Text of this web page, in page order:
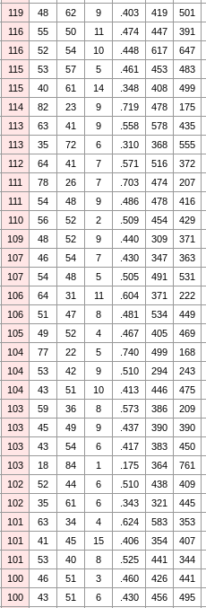
119 48 62 9 .403 419 501
116 55 50 11 .474 447 391
116 52 54 10 .448 617 647
115 53 57 5 .461 453 483
115 40 61 14 .348 408 499
114 82 23 9 .719 478 175
113 63 41 9 .558 578 435
113 35 72 6 .310 368 555
112 64 41 7 .571 516 372
111 78 26 7 .703 474 207
111 54 48 9 .486 478 416
110 56 52 2 .509 454 429
109 48 52 9 .440 309 371
107 46 54 7 .430 347 363
107 54 48 5 .505 491 531
106 64 31 11 .604 371 222
106 51 47 8 .481 534 449
105 49 52 4 .467 405 469
104 77 22 5 .740 499 168
104 53 42 9 .510 294 243
104 43 51 10 .413 446 475
103 59 36 8 .573 386 209
103 45 49 9 .437 390 390
103 43 54 6 .417 383 450
103 18 84 1 .175 364 761
102 52 44 6 .510 438 409
102 35 61 6 .343 321 445
101 63 34 4 .624 583 353
101 41 45 15 .406 354 407
101 53 40 8 .525 441 344
100 46 51 3 .460 426 441
100 43 51 6 .430 456 495